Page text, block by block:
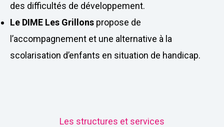
des difficultés de développement.
Le DIME Les Grillons propose de
l’accompagnement et une alternative à la
scolarisation d’enfants en situation de handicap.
Les structures et services